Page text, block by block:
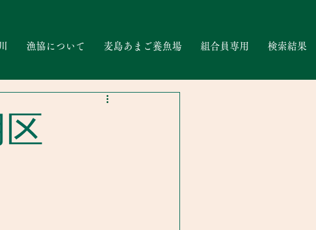
漁協について 麦島あまご養魚場 組合員専用 検索結果